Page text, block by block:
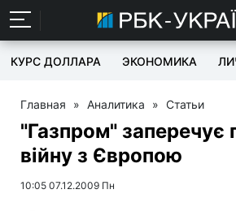
КУРС ДОЛЛАРА ЭКОНОМИКА
Главная » Аналитика » Статьи
"Газпром" заперечує
війну з Європою
10:05 07.12.2009 Пн